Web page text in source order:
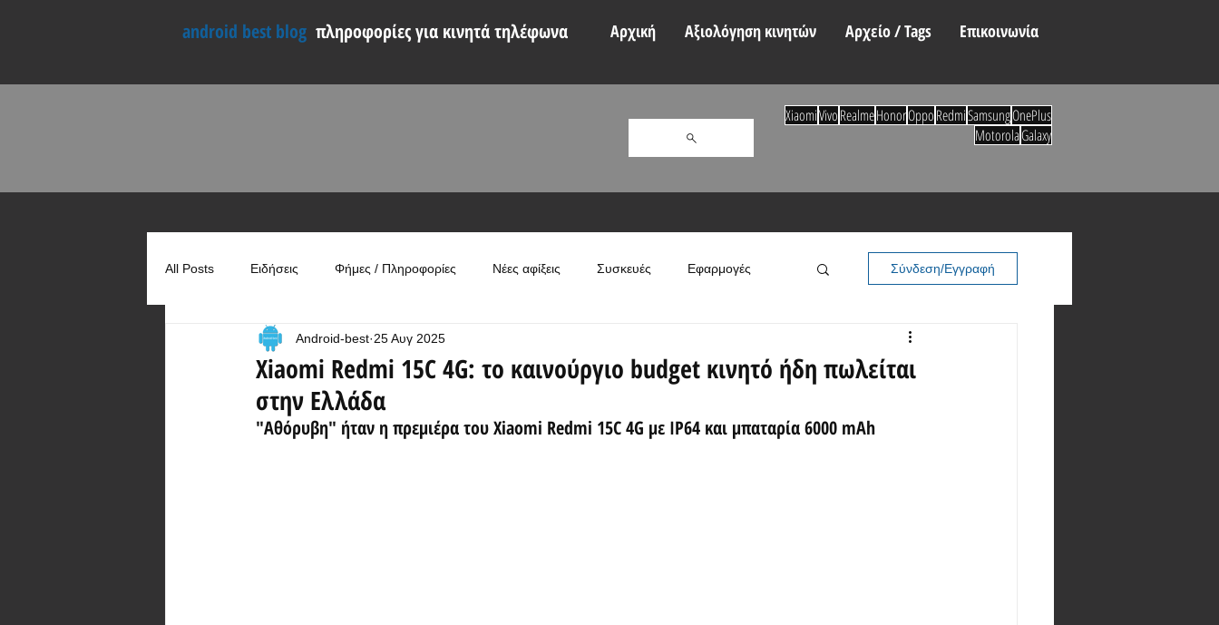
android best blog πληροφορίες για κινητά τηλέφωνα Αρχική Αξιολόγηση κινητών Αρχείο / Tags Επικοινωνία
All Posts Ειδήσεις Φήμες / Πληροφορίες Νέες αφίξεις Συσκευές Εφαρμογές
Συγκρίσεις Χρήσιμα
Σύνδεση/Εγγραφή
Xiaomi Redmi 15C 4G: το καινούργιο budget κινητό ήδη πωλείται
στην Ελλάδα
Android-best 25 Αυγ 2025
"Αθόρυβη" ήταν η πρεμιέρα του Xiaomi Redmi 15C 4G με IP64 και μπαταρία 6000 mAh
XiaomiVivoRealmeHonorOppoRedmiSamsungOnePlus
MotorolaGalaxy